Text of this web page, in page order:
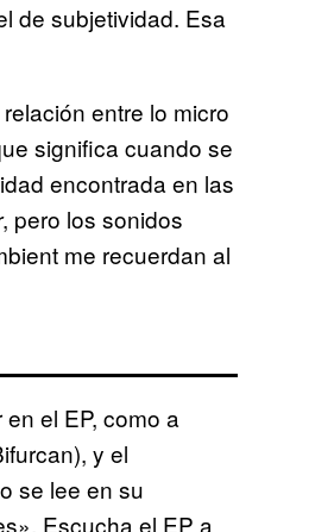
de subjetividad. Esa
entre lo micro
significa cuando se
encontrada en las
, pero los sonidos
me recuerdan al
el EP, como a
y el
se lee en su
Escucha el EP a